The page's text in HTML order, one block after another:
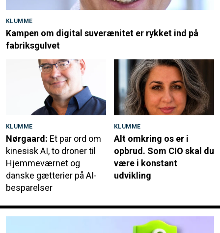
KLUMME
Kampen om digital suverænitet er rykket ind på
fabriksgulvet
KLUMME
Nørgaard: Et par ord om
kinesisk AI, to droner til
Hjemmeværnet og
danske gætterier på AI-
besparelser
KLUMME
Alt omkring os er i
opbrud. Som CIO skal du
være i konstant
udvikling